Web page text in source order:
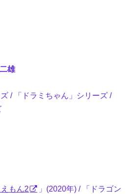
雄
/ 「ドラミちゃん」シリーズ /
もん2
」(2020年) / 「ドラゴン